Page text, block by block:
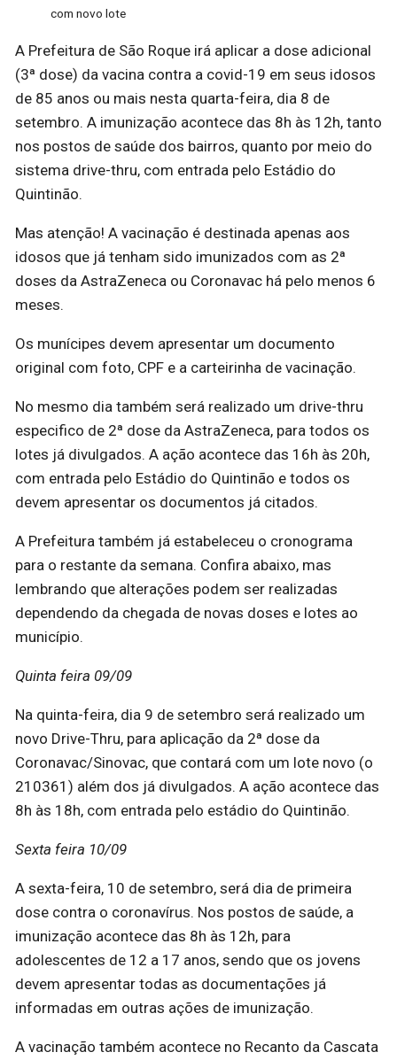
com novo lote
A Prefeitura de São Roque irá aplicar a dose adicional
(3ª dose) da vacina contra a covid-19 em seus idosos
de 85 anos ou mais nesta quarta-feira, dia 8 de
setembro. A imunização acontece das 8h às 12h, tanto
nos postos de saúde dos bairros, quanto por meio do
sistema drive-thru, com entrada pelo Estádio do
Quintinão.
Mas atenção! A vacinação é destinada apenas aos
idosos que já tenham sido imunizados com as 2ª
doses da AstraZeneca ou Coronavac há pelo menos 6
meses.
Os munícipes devem apresentar um documento
original com foto, CPF e a carteirinha de vacinação.
No mesmo dia também será realizado um drive-thru
especifico de 2ª dose da AstraZeneca, para todos os
lotes já divulgados. A ação acontece das 16h às 20h,
com entrada pelo Estádio do Quintinão e todos os
devem apresentar os documentos já citados.
A Prefeitura também já estabeleceu o cronograma
para o restante da semana. Confira abaixo, mas
lembrando que alterações podem ser realizadas
dependendo da chegada de novas doses e lotes ao
município.
Quinta feira 09/09
Na quinta-feira, dia 9 de setembro será realizado um
novo Drive-Thru, para aplicação da 2ª dose da
Coronavac/Sinovac, que contará com um lote novo (o
210361) além dos já divulgados. A ação acontece das
8h às 18h, com entrada pelo estádio do Quintinão.
Sexta feira 10/09
A sexta-feira, 10 de setembro, será dia de primeira
dose contra o coronavírus. Nos postos de saúde, a
imunização acontece das 8h às 12h, para
adolescentes de 12 a 17 anos, sendo que os jovens
devem apresentar todas as documentações já
informadas em outras ações de imunização.
A vacinação também acontece no Recanto da Cascata